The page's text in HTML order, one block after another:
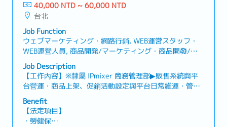
【企業福利制度】
・獎金（業績連動）：1年1次，約1個月份
・通勤交通補助
・生日假
・依照工作安排，18點以後可隨時下班
40,000 NTD ~ 60,000 NTD
台北
Job Function
ウェブマーケティング・網路行銷, WEB運営スタッフ・
WEB運營人員, 商品開発/マーケティング・商品開發/行
銷, 広報活動/IR・廣告活動/IR, 広告/プロモーション・廣
告/宣傳
Job Description
【工作內容】※隸屬 IPmixer 商務管理部▶販售系統與平
台營運・商品上架、促銷活動設定與平台日常維運・管理
訂單流程（下單→出貨→配送），確保整體流程順暢・進
行系統操作與異常排查▶金流物流與訂單管理・串接並管
理金流與物流流程・與出貨團隊及物流單位協作，確保訂
Benefit
【法定項目】
・勞健保